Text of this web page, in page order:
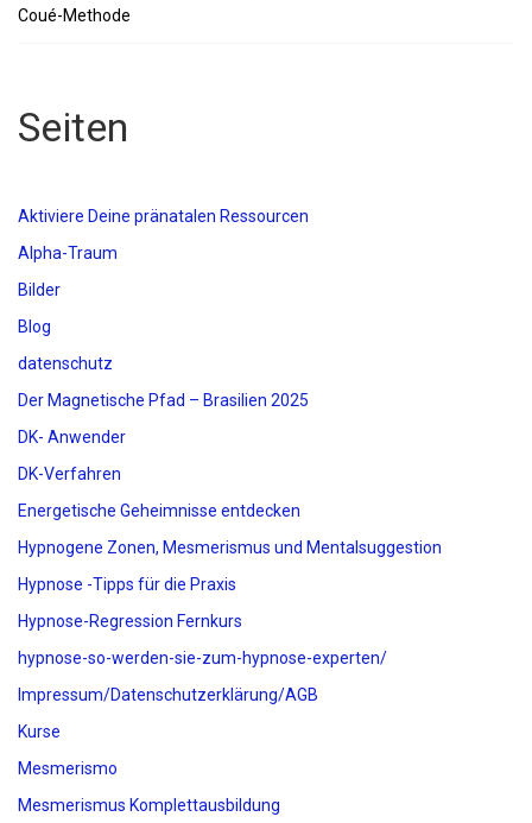
Coué-Methode
Seiten
Aktiviere Deine pränatalen Ressourcen
Alpha-Traum
Bilder
Blog
datenschutz
Der Magnetische Pfad – Brasilien 2025
DK- Anwender
DK-Verfahren
Energetische Geheimnisse entdecken
Hypnogene Zonen, Mesmerismus und Mentalsuggestion
Hypnose -Tipps für die Praxis
Hypnose-Regression Fernkurs
hypnose-so-werden-sie-zum-hypnose-experten/
Impressum/Datenschutzerklärung/AGB
Kurse
Mesmerismo
Mesmerismus Komplettausbildung